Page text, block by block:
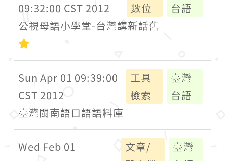
09:32:00 CST 2012
數位
台語
公視母語小學堂-台灣講新話舊
Sun Apr 01 09:39:00
CST 2012
工具
檢索
臺灣
台語
臺灣閩南語口語語料庫
Wed Feb 01
文章/
臺灣